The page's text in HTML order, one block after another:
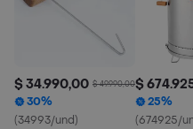
$ 34.990,00 $ 49.990,00
30%
(34993/und)
$
25%
(674925/